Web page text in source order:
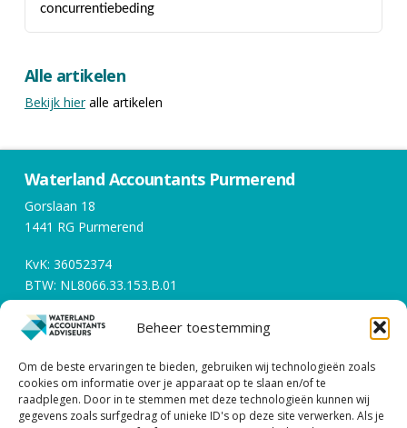
Beheer toestemming
Om de beste ervaringen te bieden, gebruiken wij technologieën zoals
cookies om informatie over je apparaat op te slaan en/of te
raadplegen. Door in te stemmen met deze technologieën kunnen wij
gegevens zoals surfgedrag of unieke ID's op deze site verwerken. Als je
concurrentiebeding
Alle artikelen
Bekijk hieralle artikelen
Waterland Accountants Purmerend
Gorslaan 18
1441 RG Purmerend
KvK: 36052374
BTW: NL8066.33.153.B.01
Openingstijden
Werkdagen tussen 08:00 en 17:00